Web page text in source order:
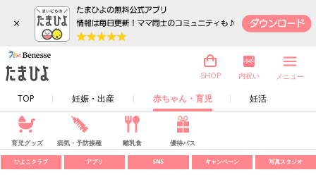
×
TOP 妊娠・出産 赤ちゃん・育児 妊活
SHOP 内祝い メニュー
育児グッズ 病気・予防接種 離乳食 優待パス
ひよこクラブ アプリ SNS キャンペーン 写真スタジオ